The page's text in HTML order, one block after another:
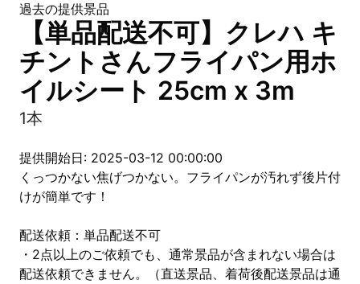
過去の提供景品
【単品配送不可】クレハ キ
チントさんフライパン用ホ
イルシート 25cm x 3m
1本
提供開始日: 2025-03-12 00:00:00
くっつかない焦げつかない。フライパンが汚れず後片付
けが簡単です！
配送依頼：単品配送不可
・2点以上のご依頼でも、通常景品が含まれない場合は
配送依頼できません。（直送景品、着荷後配送景品は通